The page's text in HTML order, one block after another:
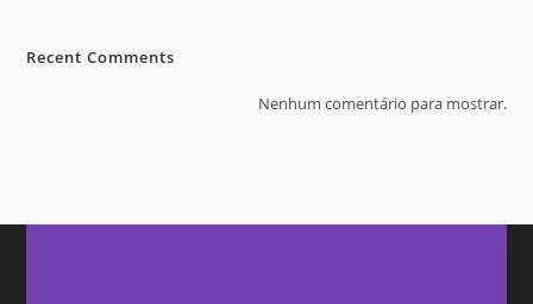
Recent Comments
Nenhum comentário para mostrar.